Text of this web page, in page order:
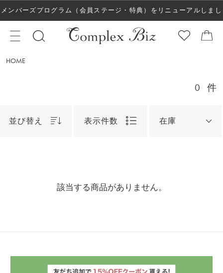
メンバーズプログラム（会員ステージ・特典）をリニューアルしまし
た！
HOME
0 件
並び替え 表示件数 在庫
該当する商品がありません。